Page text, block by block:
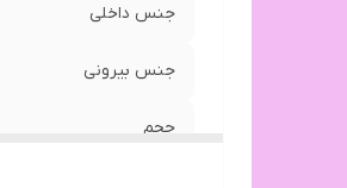
جنس داخلی
جنس بیرونی
حجم